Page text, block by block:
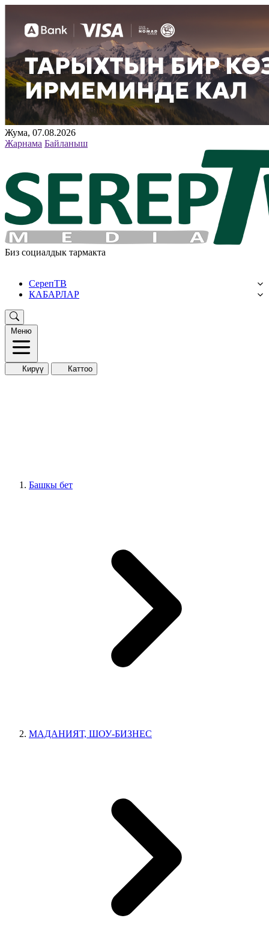
Жума, 07.08.2026
Жарнама Байланыш
Биз социалдык тармакта
СерепТВ
КАБАРЛАР
Меню
Кирүү Каттоо
Башкы бет
МАДАНИЯТ, ШОУ-БИЗНЕС